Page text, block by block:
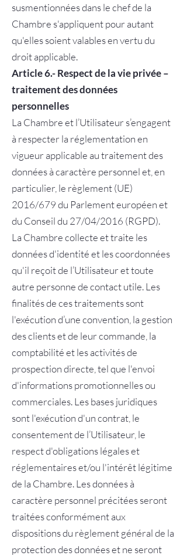
susmentionnées dans le chef de la
Chambre s'appliquent pour autant
qu'elles soient valables en vertu du
droit applicable.
Article 6.- Respect de la vie privée –
traitement des données
personnelles
La Chambre et l’Utilisateur s’engagent
à respecter la réglementation en
vigueur applicable au traitement des
données à caractère personnel et, en
particulier, le règlement (UE)
2016/679 du Parlement européen et
du Conseil du 27/04/2016 (RGPD).
La Chambre collecte et traite les
données d'identité et les coordonnées
qu'il reçoit de l’Utilisateur et toute
autre personne de contact utile. Les
finalités de ces traitements sont
l'exécution d’une convention, la gestion
des clients et de leur commande, la
comptabilité et les activités de
prospection directe, tel que l'envoi
d'informations promotionnelles ou
commerciales. Les bases juridiques
sont l'exécution d'un contrat, le
consentement de l’Utilisateur, le
respect d'obligations légales et
réglementaires et/ou l'intérêt légitime
de la Chambre. Les données à
caractère personnel précitées seront
traitées conformément aux
dispositions du règlement général de la
protection des données et ne seront